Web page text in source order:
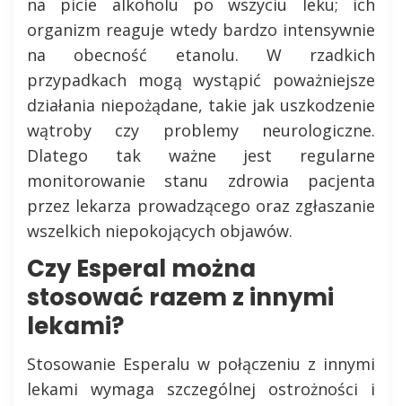
na picie alkoholu po wszyciu leku; ich
organizm reaguje wtedy bardzo intensywnie
na obecność etanolu. W rzadkich
przypadkach mogą wystąpić poważniejsze
działania niepożądane, takie jak uszkodzenie
wątroby czy problemy neurologiczne.
Dlatego tak ważne jest regularne
monitorowanie stanu zdrowia pacjenta
przez lekarza prowadzącego oraz zgłaszanie
wszelkich niepokojących objawów.
Czy Esperal można
stosować razem z innymi
lekami?
Stosowanie Esperalu w połączeniu z innymi
lekami wymaga szczególnej ostrożności i